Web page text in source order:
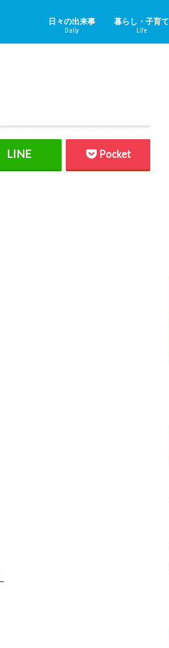
日々の出来事
Daily
暮らし・子育て
Life
Pocket